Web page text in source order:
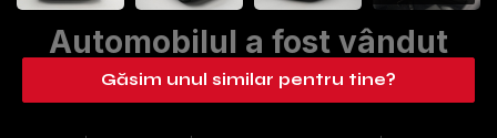
Automobilul a fost vândut
Găsim unul similar pentru tine?